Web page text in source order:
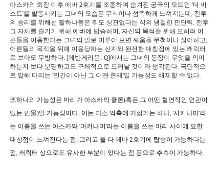
아스카의 퇴장 이후 에바 2호기를 조종하며 숨겨진 궁극의 모드인 '더 비
스트'를 발동시키는 그녀의 모습은 무척이나 섬뜩하게 느껴지는데, 전투
의 승리를 위해선 팔하나쯤은 줘도 상관없다는 식의 냉철한 판단력, 전투
그 자체를 즐기기 위해 에바에 탑승하며, 자신의 목적을 위해 오히려 어
른들을 이용한다는 그녀의 말로 미루어 보면 싸움을 무척이나 싫어하고,
어른들의 목적을 위해 이용당하는 신지와 완전한 대칭점에 있는 캐릭터
로 보아도 무방하다. [에반게리온: Q]에서는 그녀의 등장이 무엇을 의미
하는지 보다 분명하고도 구체적으로 드러날 것이라 생각된다. 극단적으
로 말해 마리는 '인간이 아닌 그 어떤 존재'일 가능성도 배제할 수 없다.
또하나의 가능성은 마리가 아스카의 클론(혹은 그 어떤 혈연적인 연관이
있는 인물)일 가능성이다. 이는 다소 억측에 가깝기는 하나, '시키나미'라
는 이름을 쓰는 아스카와 '마키나미'라는 이름을 쓰는 마리 사이에 묘한
대칭점이 느껴진다는 점, 그리고 둘 다 에바 2호기에 탑승이 가능하다는
점, 캐릭터 상으로도 유사한 부분이 있다는 점 등으로 추측이 가능하다.